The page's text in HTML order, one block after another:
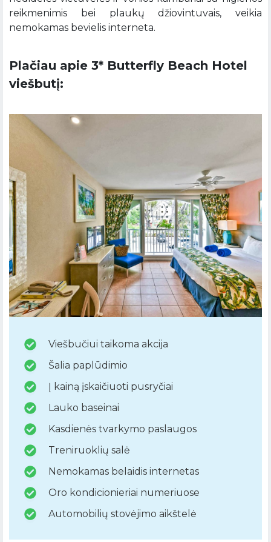
reikmenimis bei plaukų džiovintuvais, veikia
nemokamas bevielis interneta.
Plačiau apie 3* Butterfly Beach Hotel
viešbutį:
Viešbučiui taikoma akcija
Šalia paplūdimio
Į kainą įskaičiuoti pusryčiai
Lauko baseinai
Kasdienės tvarkymo paslaugos
Treniruoklių salė
Nemokamas belaidis internetas
Oro kondicionieriai numeriuose
Automobilių stovėjimo aikštelė